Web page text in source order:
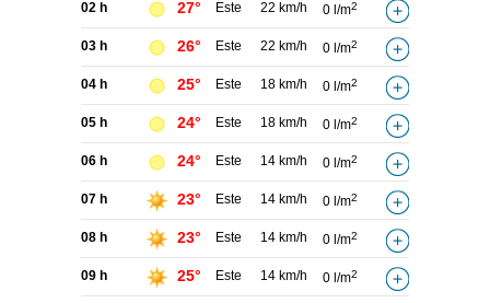
02 h 27° Este 22 km/h 0 l/m2
03 h 26° Este 22 km/h 0 l/m2
04 h 25° Este 18 km/h 0 l/m2
05 h 24° Este 18 km/h 0 l/m2
06 h 24° Este 14 km/h 0 l/m2
07 h 23° Este 14 km/h 0 l/m2
08 h 23° Este 14 km/h 0 l/m2
09 h 25° Este 14 km/h 0 l/m2